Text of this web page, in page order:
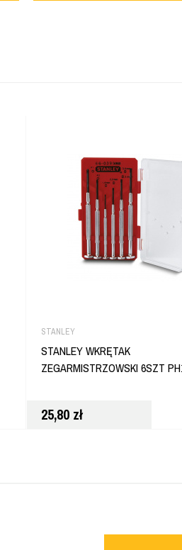
STANLEY
STANLEY WKRĘTAK
ZEGARMISTRZOWSKI 6SZT
25,80 zł